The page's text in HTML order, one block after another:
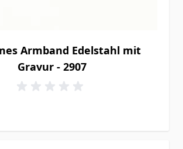
Armband Edelstahl mit
Gravur - 2907